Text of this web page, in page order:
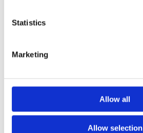
Statistics
Marketing
Allow all
Allow selection
KOMMER SNART